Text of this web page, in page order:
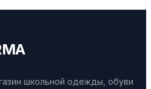
школьной одежды, обуви